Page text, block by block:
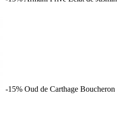
-15% Oud de Carthage Boucheron